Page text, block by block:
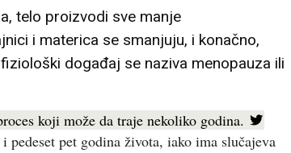
telo proizvodi sve manje
i materica se smanjuju, i konačno,
događaj se naziva menopauza ili
koji može da traje nekoliko godina.
pedeset pet godina života, iako ima slučajeva